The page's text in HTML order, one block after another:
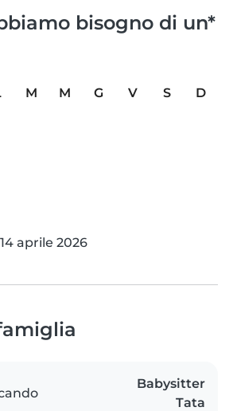
bisogno di un*
M M G V S
D
14 aprile 2026
Babysitter
Tata